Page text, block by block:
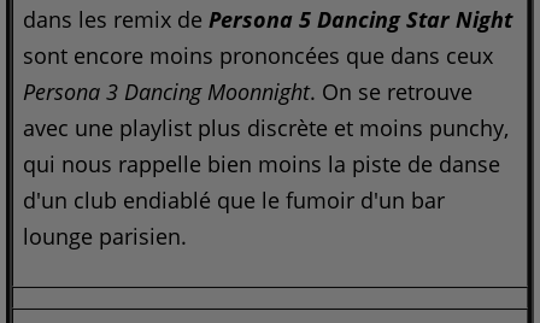
dans les remix de Persona 5 Dancing Star Night
sont encore moins prononcées que dans ceux
Persona 3 Dancing Moonnight. On se retrouve
avec une playlist plus discrète et moins punchy,
qui nous rappelle bien moins la piste de danse
d'un club endiablé que le fumoir d'un bar
lounge parisien.